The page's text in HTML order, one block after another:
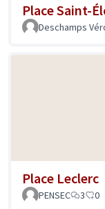
Place Saint-
Deschamps
Place Leclerc
PENSEC 3 0